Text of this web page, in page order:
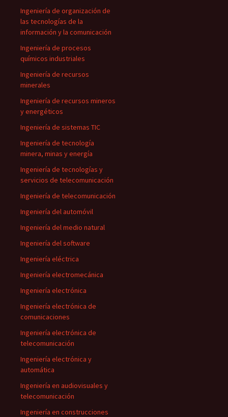
Ingeniería de organización de
las tecnologías de la
información y la comunicación
Ingeniería de procesos
químicos industriales
Ingeniería de recursos
minerales
Ingeniería de recursos mineros
y energéticos
Ingeniería de sistemas TIC
Ingeniería de tecnología
minera, minas y energía
Ingeniería de tecnologías y
servicios de telecomunicación
Ingeniería de telecomunicación
Ingeniería del automóvil
Ingeniería del medio natural
Ingeniería del software
Ingeniería eléctrica
Ingeniería electromecánica
Ingeniería electrónica
Ingeniería electrónica de
comunicaciones
Ingeniería electrónica de
telecomunicación
Ingeniería electrónica y
automática
Ingeniería en audiovisuales y
telecomunicación
Ingeniería en construcciones